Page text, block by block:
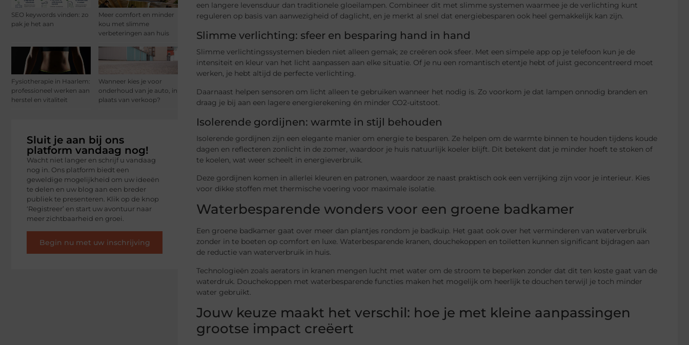
SEO keywords vinden: zo
pak je het aan
Meer comfort en minder
kou met slimme
verbeteringen aan huis
Fysiotherapie in Haarlem:
professioneel werken aan
herstel en vitaliteit
Wanneer kies je voor
onderhoud van je auto, in
plaats van verkoop?
Sluit je aan bij ons
platform vandaag nog!
Wacht niet langer en schrijf u vandaag
nog in. Ons platform biedt een
geweldige mogelijkheid om uw ideeën
te delen en uw blog aan een breder
publiek te presenteren. Klik op de knop
‘Registreer’ en start uw avontuur naar
meer zichtbaarheid en groei.
Begin nu met uw inschrijving
een langere levensduur dan traditionele gloeilampen. Combineer dit met slimme systemen waarmee je de verlichting kunt
reguleren op basis van aanwezigheid of daglicht, en je merkt al snel dat energiebesparen ook heel gemakkelijk kan zijn.
Slimme verlichting: sfeer en besparing hand in hand
Slimme verlichtingssystemen bieden niet alleen gemak; ze creëren ook sfeer. Met een simpele app op je telefoon kun je de
intensiteit en kleur van het licht aanpassen aan elke situatie. Of je nu een romantisch etentje hebt of juist geconcentreerd moet
werken, je hebt altijd de perfecte verlichting.
Daarnaast helpen sensoren om licht alleen te gebruiken wanneer het nodig is. Zo voorkom je dat lampen onnodig branden en
draag je bij aan een lagere energierekening én minder CO2-uitstoot.
Isolerende gordijnen: warmte in stijl behouden
Isolerende gordijnen zijn een elegante manier om energie te besparen. Ze helpen om de warmte binnen te houden tijdens koude
dagen en reflecteren zonlicht in de zomer, waardoor je huis natuurlijk koeler blijft. Dit betekent dat je minder hoeft te stoken of
te koelen, wat weer scheelt in energieverbruik.
Deze gordijnen komen in allerlei kleuren en patronen, waardoor ze naast praktisch ook een verrijking zijn voor je interieur. Kies
voor dikke stoffen met thermische voering voor maximale isolatie.
Waterbesparende wonders voor een groene badkamer
Een groene badkamer gaat over meer dan plantjes rondom je badkuip. Het gaat ook over het verminderen van waterverbruik
zonder in te boeten op comfort en luxe. Waterbesparende kranen, douchekoppen en toiletten kunnen significant bijdragen aan
de reductie van waterverbruik in huis.
Technologieën zoals aerators in kranen mengen lucht met water om de stroom te beperken zonder dat dit ten koste gaat van de
waterdruk. Douchekoppen met waterbesparende functies maken het mogelijk om heerlijk te douchen terwijl je toch minder
water gebruikt.
Jouw keuze maakt het verschil: hoe je met kleine aanpassingen
grootse impact creëert